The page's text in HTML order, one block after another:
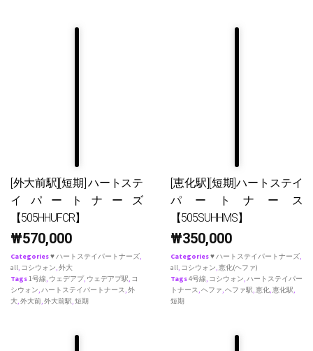
[外大前駅][短期] ハートステ
イパートナーズ
【505HHUFCR】
₩570,000
Categories♥ ハートステイパートナーズ,
all, コシウォン,外大
Tags1号線, ウェデアプ, ウェデアプ駅, コ
シウォン,ハートステイパートナース,外
大,外大前,外大前駅,短期
[恵化駅][短期]ハートステイ
パートナース
【505SUHHMS】
₩350,000
Categories♥ ハートステイパートナーズ,
all, コシウォン,恵化(ヘファ)
Tags4号線, コシウォン,ハートステイパー
トナース,ヘファ,ヘファ駅,恵化,恵化駅,
短期